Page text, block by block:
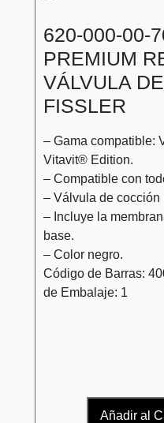
620-000-00-
PREMIUM
VÁLVULA
FISSLER
– Gama compatible:
Vitavit® Edition.
– Compatible con
– Válvula de cocción
– Incluye la
base.
– Color negro.
Código de Barras:
de Embalaje: 1
Añadir al